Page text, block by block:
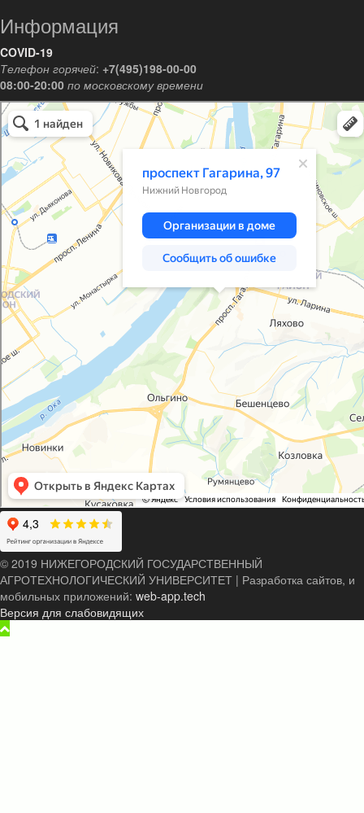
Информация
COVID-19
Телефон горячей: +7(495)198-00-00
08:00-20:00 по московскому времени
© 2019 НИЖЕГОРОДСКИЙ ГОСУДАРСТВЕННЫЙ
АГРОТЕХНОЛОГИЧЕСКИЙ УНИВЕРСИТЕТ | Разработка сайтов, и
мобильных приложений: web-app.tech
Версия для слабовидящих